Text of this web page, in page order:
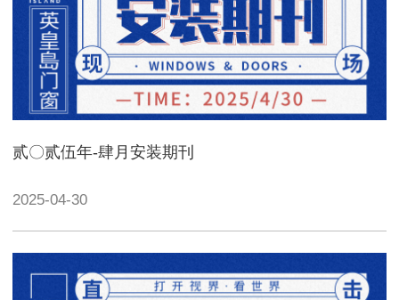
贰〇贰伍年-肆月安装期刊
2025-04-30